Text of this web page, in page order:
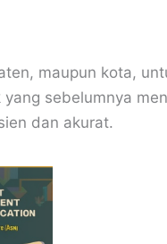
maupun kota,
sebelumnya
dan akurat.